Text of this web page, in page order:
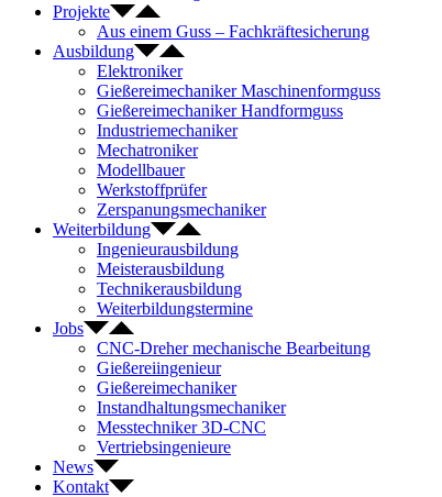
Projekte
Aus einem Guss – Fachkräftesicherung
Ausbildung
Elektroniker
Gießereimechaniker Maschinenformguss
Gießereimechaniker Handformguss
Industriemechaniker
Mechatroniker
Modellbauer
Werkstoffprüfer
Zerspanungsmechaniker
Weiterbildung
Ingenieurausbildung
Meisterausbildung
Technikerausbildung
Weiterbildungstermine
Jobs
CNC-Dreher mechanische Bearbeitung
Gießereiingenieur
Gießereimechaniker
Instandhaltungsmechaniker
Messtechniker 3D-CNC
Vertriebsingenieure
News
Kontakt